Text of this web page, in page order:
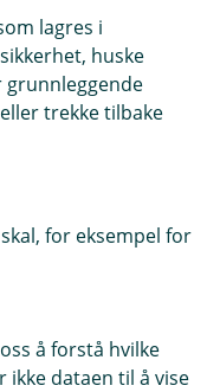
Priser
lagres i
huske
grunnleggende
trekke tilbake
for eksempel for
å forstå hvilke
dataen til å vise